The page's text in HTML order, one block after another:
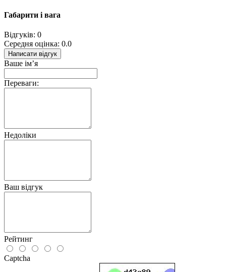
Габарити і вага
Відгуків: 0
Середня оцінка: 0.0
Написати відгук
Ваше ім’я
Переваги:
Недоліки
Ваш відгук
Рейтинг
Captcha